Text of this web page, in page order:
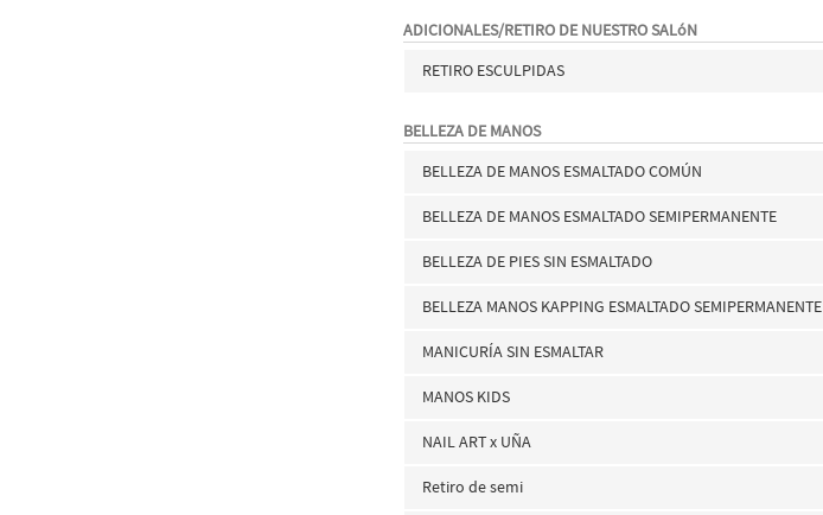
ADICIONALES/RETIRO DE NUESTRO SALóN
RETIRO ESCULPIDAS
BELLEZA DE MANOS
BELLEZA DE MANOS ESMALTADO COMÚN
BELLEZA DE MANOS ESMALTADO SEMIPERMANENTE
BELLEZA DE PIES SIN ESMALTADO
BELLEZA MANOS KAPPING ESMALTADO SEMIPERMANENTE
MANICURÍA SIN ESMALTAR
MANOS KIDS
NAIL ART x UÑA
Retiro de semi